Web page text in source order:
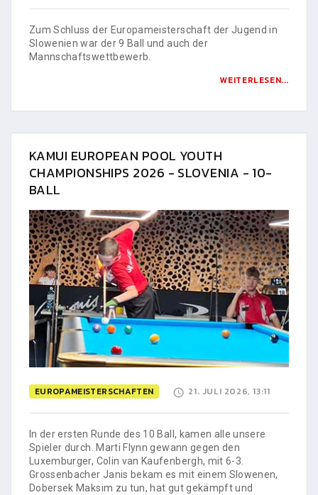
Zum Schluss der Europameisterschaft der Jugend in
Slowenien war der 9 Ball und auch der
Mannschaftswettbewerb.
WEITERLESEN...
KAMUI EUROPEAN POOL YOUTH
CHAMPIONSHIPS 2026 - SLOVENIA - 10-
BALL
EUROPAMEISTERSCHAFTEN 21. JULI 2026, 13:11
In der ersten Runde des 10 Ball, kamen alle unsere
Spieler durch. Marti Flynn gewann gegen den
Luxemburger, Colin van Kaufenbergh, mit 6-3.
Grossenbacher Janis bekam es mit einem Slowenen,
Dobersek Maksim zu tun, hat gut gekämpft und